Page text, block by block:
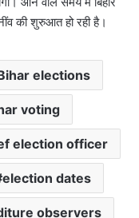
की शुरुआत हो रही है।
elections
voting
election officer
election dates
observers